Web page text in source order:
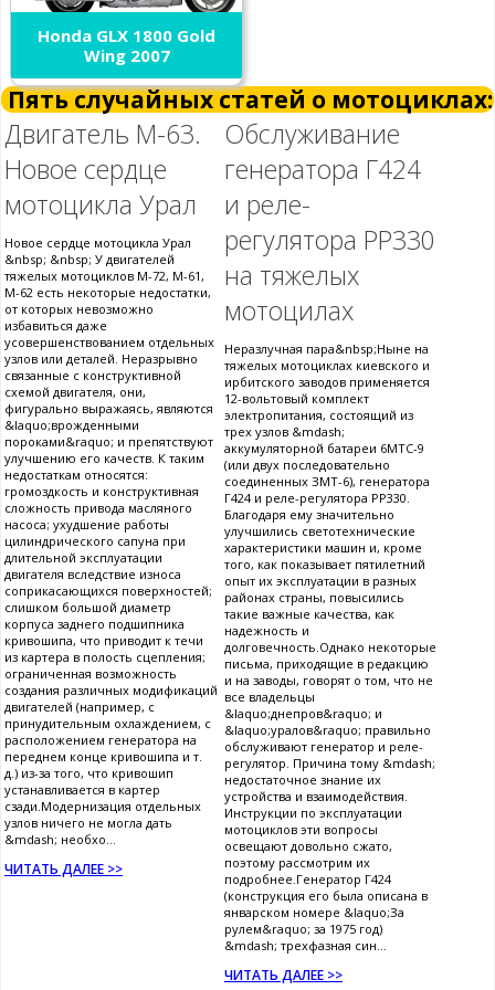
Honda GLX 1800 Gold
Wing 2007
Пять случайных статей о мотоциклах:
Двигатель М-63.
Новое сердце
мотоцикла Урал
Новое сердце мотоцикла Урал
&nbsp; &nbsp; У двигателей
тяжелых мотоциклов М-72, М-61,
М-62 есть некоторые недостатки,
от которых невозможно
избавиться даже
усовершенствованием отдельных
узлов или деталей. Неразрывно
связанные с конструктивной
схемой двигателя, они,
фигурально выражаясь, являются
&laquo;врожденными
пороками&raquo; и препятствуют
улучшению его качеств. К таким
недостаткам относятся:
громоздкость и конструктивная
сложность привода масляного
насоса; ухудшение работы
цилиндрического сапуна при
длительной эксплуатации
двигателя вследствие износа
соприкасающихся поверхностей;
слишком большой диаметр
корпуса заднего подшипника
кривошипа, что приводит к течи
из картера в полость сцепления;
ограниченная возможность
создания различных модификаций
двигателей (например, с
принудительным охлаждением, с
расположением генератора на
переднем конце кривошипа и т.
д.) из-за того, что кривошип
устанавливается в картер
сзади.Модернизация отдельных
узлов ничего не могла дать
&mdash; необхо...
ЧИТАТЬ ДАЛЕЕ >>
Обслуживание
генератора Г424
и реле-
регулятора РР330
на тяжелых
мотоцилах
Неразлучная пара&nbsp;Ныне на
тяжелых мотоциклах киевского и
ирбитского заводов применяется
12-вольтовый комплект
электропитания, состоящий из
трех узлов &mdash;
аккумуляторной батареи 6МТС-9
(или двух последовательно
соединенных ЗМТ-6), генератора
Г424 и реле-регулятора РР330.
Благодаря ему значительно
улучшились светотехнические
характеристики машин и, кроме
того, как показывает пятилетний
опыт их эксплуатации в разных
районах страны, повысились
такие важные качества, как
надежность и
долговечность.Однако некоторые
письма, приходящие в редакцию
и на заводы, говорят о том, что не
все владельцы
&laquo;днепров&raquo; и
&laquo;уралов&raquo; правильно
обслуживают генератор и реле-
регулятор. Причина тому &mdash;
недостаточное знание их
устройства и взаимодействия.
Инструкции по эксплуатации
мотоциклов эти вопросы
освещают довольно сжато,
поэтому рассмотрим их
подробнее.Генератор Г424
(конструкция его была описана в
январском номере &laquo;За
рулем&raquo; за 1975 год)
&mdash; трехфазная син...
ЧИТАТЬ ДАЛЕЕ >>